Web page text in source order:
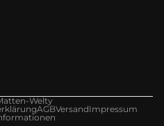
Welty
AGBVersandImpressum